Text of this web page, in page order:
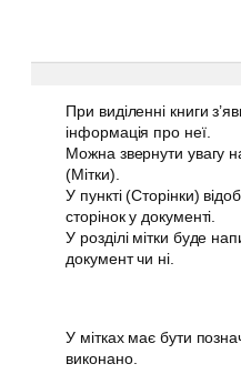
При виділенні книги
інформація про неї.
Можна звернути увагу
(Мітки).
У пункті (Сторінки)
сторінок у документі.
У розділі мітки буде
документ чи ні.
У мітках має бути
виконано.